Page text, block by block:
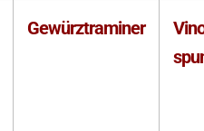
Gewürztraminer